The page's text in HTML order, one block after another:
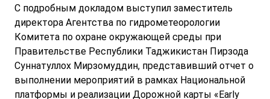
С подробным докладом выступил заместитель
директора Агентства по гидрометеорологии
Комитета по охране окружающей среды при
Правительстве Республики Таджикистан Пирзода
Суннатуллох Мирзомуддин, представивший отчет о
выполнении мероприятий в рамках Национальной
платформы и реализации Дорожной карты «Early